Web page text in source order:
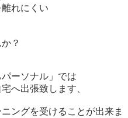
れにくい
？
ーソナル」では
へ出張致します、
ングを受けることが出来ま